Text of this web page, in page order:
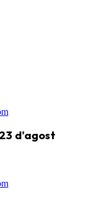
d'agost